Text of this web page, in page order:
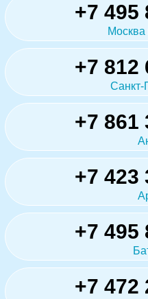
+7 495
Москва
+7 812
Санкт-
+7 861
+7 423
+7 495
+7 472